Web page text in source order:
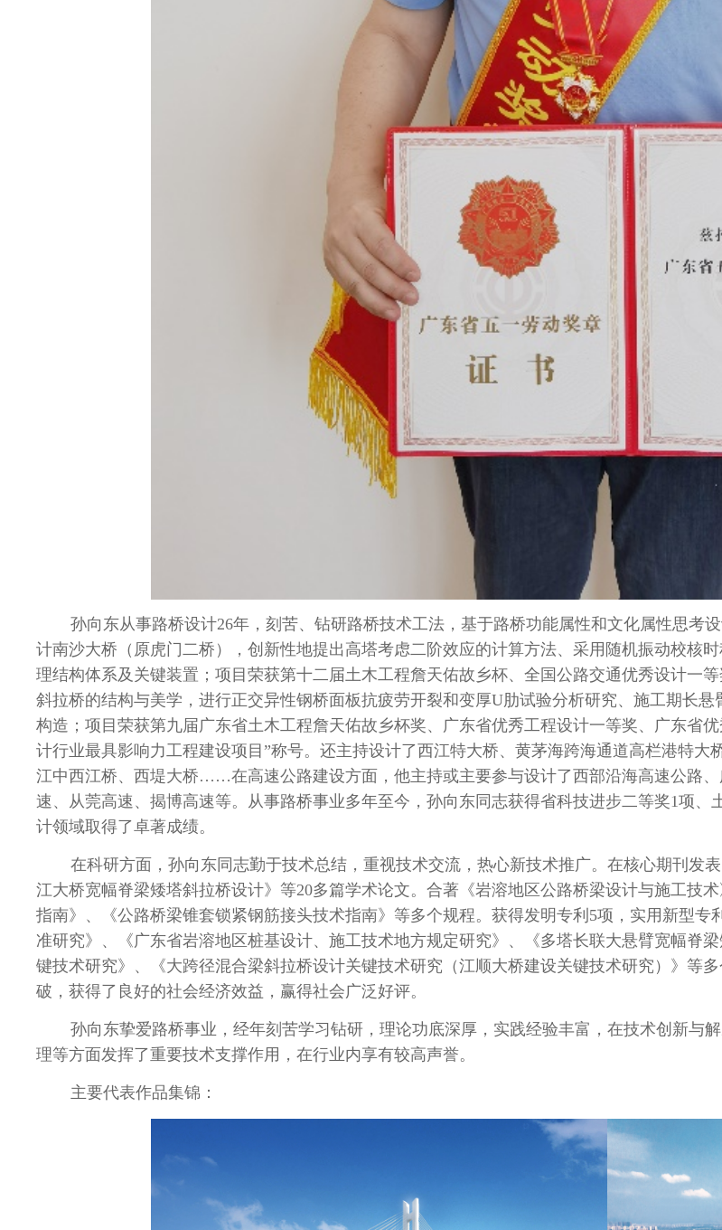
孙向东从事路桥设计26年，刻苦、钻研路桥技术工法，基于路桥功能属性和文化属性思考
计南沙大桥（原虎门二桥），创新性地提出高塔考虑二阶效应的计算方法、采用随机振动校核
理结构体系及关键装置；项目荣获第十二届土木工程詹天佑故乡杯、全国公路交通优秀设计一
斜拉桥的结构与美学，进行正交异性钢桥面板抗疲劳开裂和变厚U肋试验分析研究、施工期长悬
构造；项目荣获第九届广东省土木工程詹天佑故乡杯奖、广东省优秀工程设计一等奖、广东省
计行业最具影响力工程建设项目”称号。还主持设计了西江特大桥、黄茅海跨海通道高栏港特大
江中西江桥、西堤大桥……在高速公路建设方面，他主持或主要参与设计了西部沿海高速公路
速、从莞高速、揭博高速等。从事路桥事业多年至今，孙向东同志获得省科技进步二等奖1项、
计领域取得了卓著成绩。
在科研方面，孙向东同志勤于技术总结，重视技术交流，热心新技术推广。在核心期刊发
江大桥宽幅脊梁矮塔斜拉桥设计》等20多篇学术论文。合著《岩溶地区公路桥梁设计与施工技
指南》、《公路桥梁锥套锁紧钢筋接头技术指南》等多个规程。获得发明专利 5项，实用新型专
准研究》、《广东省岩溶地区桩基设计、施工技术地方规定研究》、《多塔长联大悬臂宽幅脊
键技术研究》、《大跨径混合梁斜拉桥设计关键技术研究（江顺大桥建设关键技术研究）》等
破，获得了良好的社会经济效益，赢得社会广泛好评。
孙向东挚爱路桥事业，经年刻苦学习钻研，理论功底深厚，实践经验丰富，在技术创新与
理等方面发挥了重要技术支撑作用，在行业内享有较高声誉。
主要代表作品集锦：